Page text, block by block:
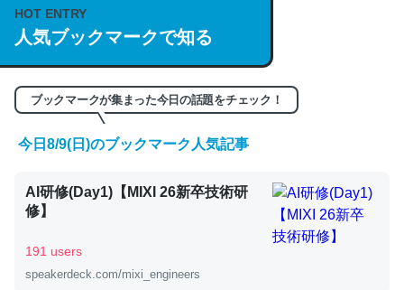
https://isobe324649.hatenablog.com/entry/2023/03/27
/064121
─GPTの仕組みと限界についての考察（１） - conceptualization
くらい。小説でいう「ずっと前の伏線」は回収されないけ
ど、短期記憶というには多い分量。進化すればするほど分
かりやすく強くなりそう
─GPTの仕組みと限界についての考察（１） - conceptualization
HOT ENTRY
人気ブックマークで知る
ブックマークが集まった今日の話題をチェック！
今日8/9(日)のブックマーク人気記事
AI研修(Day1)【MIXI 26新卒技術研
修】
191 users
speakerdeck.com/mixi_engineers